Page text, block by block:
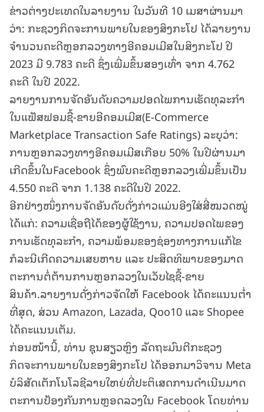
ຂ່າວຕ່າງປະເທດໃນລາຍງານ ໃນວັນທີ 10 ເມສາຜ່ານມາ
ວ່າ: ກະຊວງກິດຈະການພາຍໃນຂອງສິງກະໂປ ໄດ້ລາຍງານ
ຈຳນວນຄະດີຫຼອກລວງທາງອີຄອມເມີສໃນສິງກະໂປ ປີ
2023 ມີ 9.783 ຄະດີ ຊຶ່ງເພີ່ມຂຶ້ນສອງເທົ່າ ຈາກ 4.762
ຄະດີ ໃນປີ 2022.
ລາຍງານການຈັດອັນດັບຄວາມປອດໄພການເຮັດທຸລະກຳ
ໃນແຟັສຟອມຊື້-ຂາຍອີຄອມເມີສ(E-Commerce
Marketplace Transaction Safe Ratings) ລະບຸວ່າ:
ການຫຼອກລວງທາງອີຄອມເມີສເກືອບ 50% ໃນປີຜ່ານມາ
ເກີດຂຶ້ນໃນFacebook ຊຶ່ງພົບຄະດີຫຼອກລວງເພີ່ມຂຶ້ນເປັນ
4.550 ຄະດີ ຈາກ 1.138 ຄະດີໃນປີ 2022.
ອີກຢ່າງໜຶ່ງການຈັດອັນດັບດັ່ງກ່າວແມ່ນອີງໃສ່ສີ່ໝວດໝູ່
ໄດ້ແກ່: ຄວາມເຊື່ອຖືໄດ້ຂອງຜູ້ໃຊ້ງານ, ຄວາມປອດໄພຂອງ
ການເຮັດທຸລະກຳ, ຄວາມພ້ອມຂອງຊ່ອງທາງການແກ້ໄຂ
ກໍລະນີເກີດຄວາມເສຍຫາຍ ແລະ ປະສິດທິພາບຂອງມາດ
ຕະການຕໍ່ຕ້ານການຫຼອກລວງໃນເວັບໄຊຊື້-ຂາຍ
ສິນຄ້າ.ລາຍງານດັ່ງກ່າວຈັດໃຫ້ Facebook ໄດ້ຄະແນນຕໍ່າ
ທີ່ສຸດ, ສ່ວນ Amazon, Lazada, Qoo10 ແລະ Shopee
ໄດ້ຄະແນນເຕັມ.
ກ່ອນໜ້ານີ້, ທ່ານ ຊຸນສຽວຫຼິງ ລັດຖະມົນຕີກະຊວງ
ກິດຈະການພາຍໃນຂອງສິງກະໂປ ໄດ້ອອກມາວິຈານ Meta
ບໍລິສັດເຕັກໂນໂລຊີລາຍໃຫຍ່ທີ່ປະຕິເສດການດຳເນີນມາດ
ຕະການປ້ອງກັນການຫຼອດລວງໃນ Facebook ໂດຍທ່ານ